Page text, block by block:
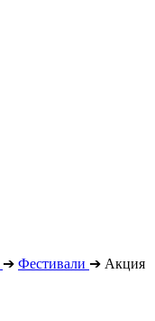
➔ Фестивали ➔ Акция